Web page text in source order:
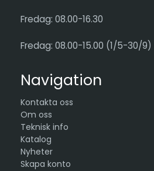
Fredag: 08.00-16.30
Fredag: 08.00-15.00 (1/5-30/9)
Navigation
Kontakta oss
Om oss
Teknisk info
Katalog
Nyheter
Skapa konto